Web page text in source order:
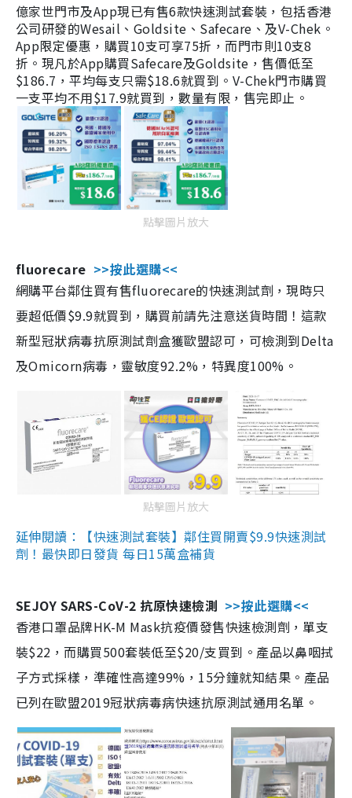
億家世門市及App現已有售6款快速測試套裝，包括香港
公司研發的Wesail、Goldsite、Safecare、及V-Chek。
App限定優惠，購買10支可享75折，而門市則10支8
折。現凡於App購買Safecare及Goldsite，售價低至
$186.7，平均每支只需$18.6就買到。V-Chek門市購買
一支平均不用$17.9就買到，數量有限，售完即止。
點擊圖片放大
fluorecare >>按此選購<<
網購平台鄰住買有售fluorecare的快速測試劑，現時只
要超低價$9.9就買到，購買前請先注意送貨時間！這款
新型冠狀病毒抗原測試劑盒獲歐盟認可，可檢測到Delta
及Omicorn病毒，靈敏度92.2%，特異度100%。
點擊圖片放大
延伸閱讀：【快速測試套裝】鄰住買開賣$9.9快速測試
劑！最快即日發貨 每日15萬盒補貨
SEJOY SARS-CoV-2 抗原快速檢測 >>按此選購<<
香港口罩品牌HK-M Mask抗疫價發售快速檢測劑，單支
裝$22，而購買500套裝低至$20/支買到。產品以鼻咽拭
子方式採樣，準確性高達99%，15分鐘就知結果。產品
已列在歐盟2019冠狀病毒病快速抗原測試通用名單。